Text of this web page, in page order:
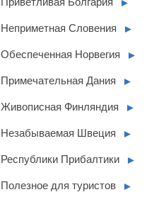
►
Неприметная Словения ►
Обеспеченная Норвегия ►
Примечательная Дания ►
Живописная Финляндия ►
Незабываемая Швеция ►
Республики Прибалтики ►
Полезное для туристов ►